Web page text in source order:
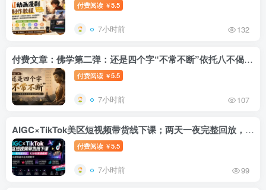
付费阅读 ￥5.5
7小时前 132
付费文章：佛学第二弹：还是四个字“不常不断”依托八不偈解读无我因果连续之理
付费阅读 ￥5.5
7小时前 107
AIGC×TikTok美区短视频带货线下课；两天一夜完整回放，12小时高清视频收录头部操盘手全流程教学
付费阅读 ￥5.5
7小时前 99